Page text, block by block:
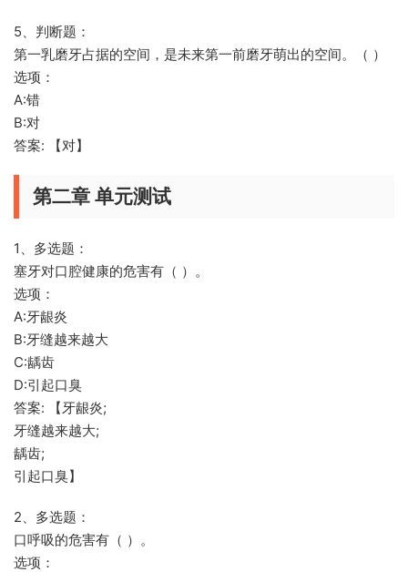
5、判断题：
第一乳磨牙占据的空间，是未来第一前磨牙萌出的空间。（ ）
选项：
A:错
B:对
答案: 【对】
第二章 单元测试
1、多选题：
塞牙对口腔健康的危害有（ ）。
选项：
A:牙龈炎
B:牙缝越来越大
C:龋齿
D:引起口臭
答案: 【牙龈炎;
牙缝越来越大;
龋齿;
引起口臭】
2、多选题：
口呼吸的危害有（ ）。
选项：